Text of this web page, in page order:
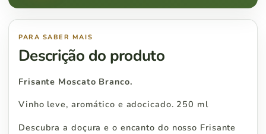
PARA SABER MAIS
Descrição do produto
Frisante Moscato Branco.
Vinho leve, aromático e adocicado. 250 ml
Descubra a doçura e o encanto do nosso Frisante